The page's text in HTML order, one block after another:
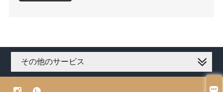

その他のサービス